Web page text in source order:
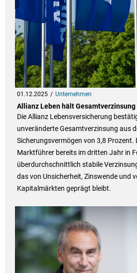
01.12.2025 Unternehmen
Allianz Leben hält Gesamtverzinsung
Die Allianz Lebensversicherung
unveränderte Gesamtverzinsung aus
Sicherungsvermögen von 3,8 Prozent.
Marktführer bereits im dritten Jahr in
überdurchschnittlich stabile
das von Unsicherheit, Zinswende und
Kapitalmärkten geprägt bleibt.